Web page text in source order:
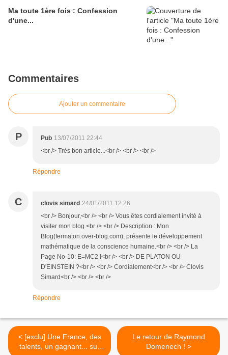
Ma toute 1ère fois : Confession
d'une...
Commentaires
Ajouter un commentaire
P Pub 13/07/2011 22:44
<br /> Très bon article...<br /> <br /> <br />
Répondre
C clovis simard 24/01/2011 12:26
<br /> Bonjour,<br /> <br /> Vous êtes cordialement invité à
visiter mon blog.<br /> <br /> Description : Mon
Blog(fermaton.over-blog.com), présente le développement
mathématique de la conscience humaine.<br /> <br /> La
Page No-10: E=MC2 !<br /> <br /> DE PLATON OU
D'EINSTEIN ?<br /> <br /> Cordialement<br /> <br /> Clovis
Simard<br /> <br /> <br />
Répondre
< [exclu] Une France, des
talents, un gagnant... sur
Le retour de Raymond
Domenech ! >